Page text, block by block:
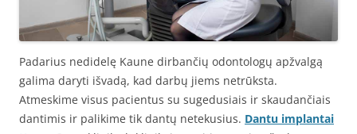
Padarius nedidelę Kaune dirbančių odontologų apžvalgą
galima daryti išvadą, kad darbų jiems netrūksta.
Atmeskime visus pacientus su sugedusiais ir skaudančiais
dantimis ir palikime tik dantų netekusius. Dantu implantai